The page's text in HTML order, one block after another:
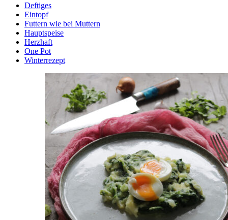
Deftiges
Eintopf
Futtern wie bei Muttern
Hauptspeise
Herzhaft
One Pot
Winterrezept